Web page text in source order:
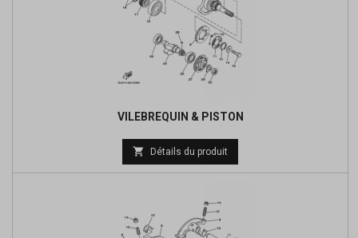
VILEBREQUIN & PISTON
Prix
de
 Détails du produit